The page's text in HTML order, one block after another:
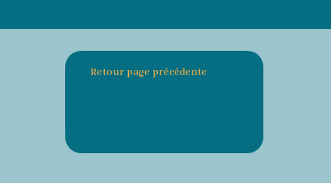
Retour page précédente